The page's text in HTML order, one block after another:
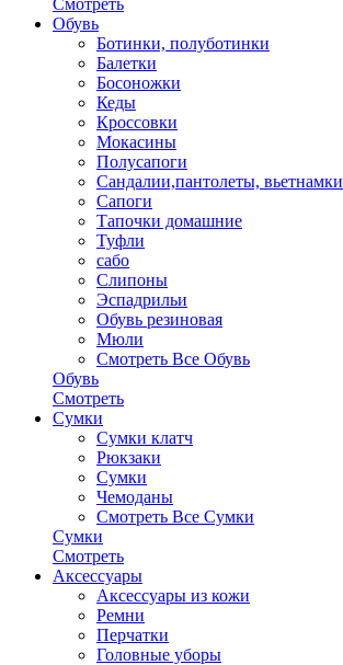
Обувь
Ботинки, полуботинки
Балетки
Босоножки
Кеды
Кроссовки
Мокасины
Полусапоги
Сандалии,пантолеты, вьетнамки
Сапоги
Тапочки домашние
Туфли
сабо
Слипоны
Эспадрильи
Обувь резиновая
Мюли
Смотреть Все Обувь
Обувь
Смотреть
Сумки
Сумки клатч
Рюкзаки
Сумки
Чемоданы
Смотреть Все Сумки
Сумки
Смотреть
Аксессуары
Аксессуары из кожи
Ремни
Перчатки
Головные уборы